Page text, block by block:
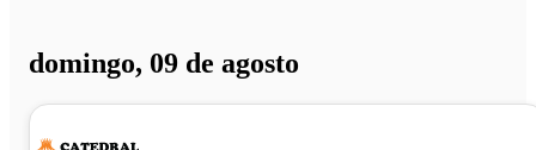
domingo, 09 de agosto